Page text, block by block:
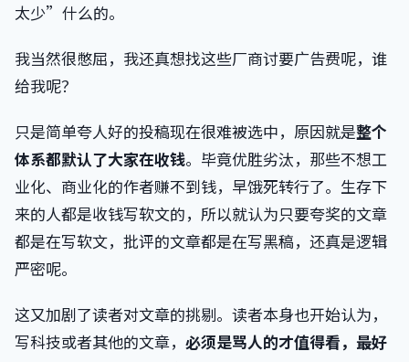
太少”什么的。
我当然很憋屈，我还真想找这些厂商讨要广告费呢，谁
给我呢？
只是简单夸人好的投稿现在很难被选中，原因就是整个
体系都默认了大家在收钱。毕竟优胜劣汰，那些不想工
业化、商业化的作者赚不到钱，早饿死转行了。生存下
来的人都是收钱写软文的，所以就认为只要夸奖的文章
都是在写软文，批评的文章都是在写黑稿，还真是逻辑
严密呢。
这又加剧了读者对文章的挑剔。读者本身也开始认为，
写科技或者其他的文章， 必须是骂人的才值得看，最好